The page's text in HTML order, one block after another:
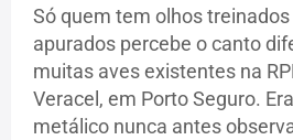
Só quem tem olhos
apurados percebe o canto
muitas aves existentes na
Veracel, em Porto Seguro.
metálico nunca antes